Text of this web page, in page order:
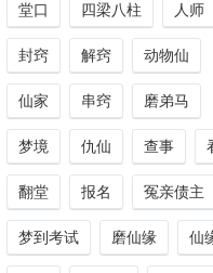
堂口 四梁八柱 人师
封窍 解窍 动物仙
仙家 串窍 磨弟马
梦境 仇仙 查事
翻堂 报名 冤亲债主
梦到考试 磨仙缘 仙